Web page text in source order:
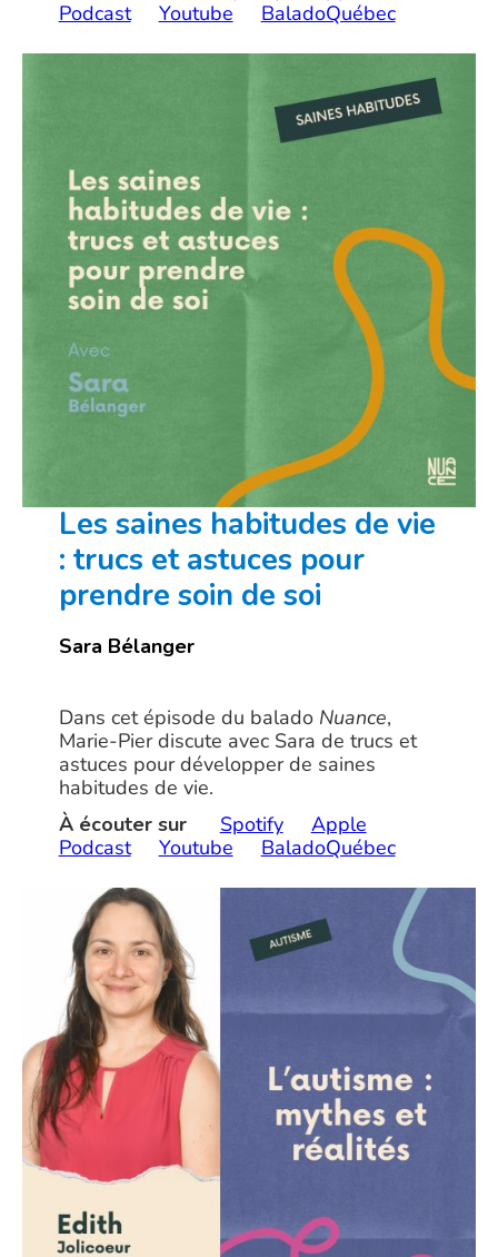
Podcast
Youtube BaladoQuébec
Les saines habitudes de vie
: trucs et astuces pour
prendre soin de soi
Sara Bélanger
Dans cet épisode du balado Nuance,
Marie-Pier discute avec Sara de trucs et
astuces pour développer de saines
habitudes de vie.
À écouter sur Spotify
Apple
Podcast
Youtube BaladoQuébec